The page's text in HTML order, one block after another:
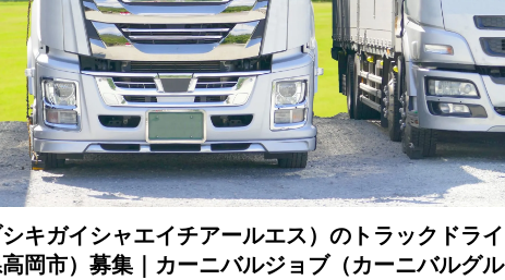
キガイシャエイチアールエス）のトラックドライ
岡市）募集｜カーニバルジョブ（カーニバルグル